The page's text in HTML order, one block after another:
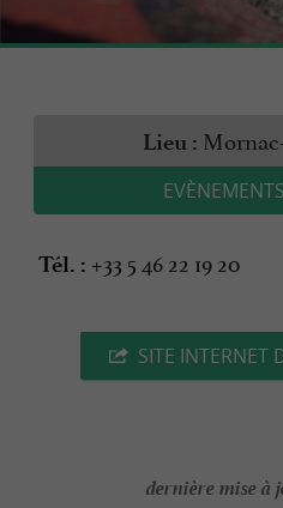
Lieu :
Tél. : +33 5 46 22 19 20
SITE INTERNET
dernière mise à